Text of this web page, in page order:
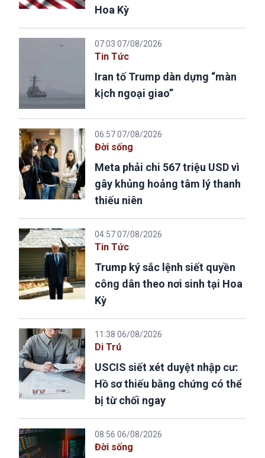
Hoa Kỳ
07:03 07/08/2026
Tin Tức
Iran tố Trump dàn dựng “màn
kịch ngoại giao”
06:57 07/08/2026
Đời sống
Meta phải chi 567 triệu USD vì
gây khủng hoảng tâm lý thanh
thiếu niên
04:57 07/08/2026
Tin Tức
Trump ký sắc lệnh siết quyền
công dân theo nơi sinh tại Hoa
Kỳ
11:38 06/08/2026
Di Trú
USCIS siết xét duyệt nhập cư:
Hồ sơ thiếu bằng chứng có thể
bị từ chối ngay
08:56 06/08/2026
Đời sống